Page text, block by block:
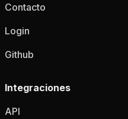
Contacto
Login
Github
Integraciones
API